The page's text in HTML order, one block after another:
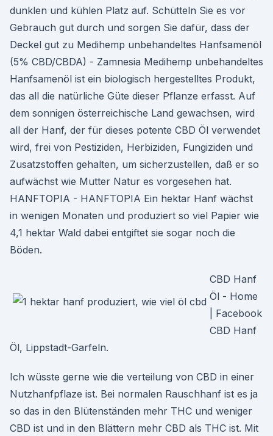
dunklen und kühlen Platz auf. Schütteln Sie es vor
Gebrauch gut durch und sorgen Sie dafür, dass der
Deckel gut zu Medihemp unbehandeltes Hanfsamenöl
(5% CBD/CBDA) - Zamnesia Medihemp unbehandeltes
Hanfsamenöl ist ein biologisch hergestelltes Produkt,
das all die natürliche Güte dieser Pflanze erfasst. Auf
dem sonnigen österreichische Land gewachsen, wird
all der Hanf, der für dieses potente CBD Öl verwendet
wird, frei von Pestiziden, Herbiziden, Fungiziden und
Zusatzstoffen gehalten, um sicherzustellen, daß er so
aufwächst wie Mutter Natur es vorgesehen hat.
HANFTOPIA - HANFTOPIA Ein hektar Hanf wächst
in wenigen Monaten und produziert so viel Papier wie
4,1 hektar Wald dabei entgiftet sie sogar noch die
Böden.
CBD Hanf
Öl - Home
| Facebook
CBD Hanf
Öl, Lippstadt-Garfeln.
Ich wüsste gerne wie die verteilung von CBD in einer
Nutzhanfpflaze ist. Bei normalen Rauschhanf ist es ja
so das in den Blütenständen mehr THC und weniger
CBD ist und in den Blättern mehr CBD als THC ist. Mit